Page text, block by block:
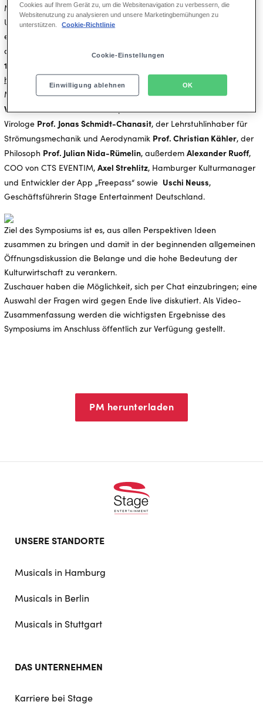
Millionen Menschen vermissen gemeinsam erlebte Live Kultur.
Unter dem Motto „Kultur ohne Mindestabstand“ – abgekürzt darin
enthalten die Einladung „kom(m)“ – richtet Stage Entertainment
den Blick in die Zukunft und veranstaltet am
17.00 Uhr
https://bit.ly/39w37dI
Moderiert wird das Symposium von TV KulturjournalistinJulia
Westlake
Virologe Prof. Jonas Schmidt-Chanasit, der Lehrstuhlinhaber für
Strömungsmechanik und Aerodynamik Prof. Christian Kähler, der
Philosoph Prof. Julian Nida-Rümelin, außerdem Alexander Ruoff,
COO von CTS EVENTIM, Axel Strehlitz, Hamburger Kulturmanager
und Entwickler der App „Freepass“ sowie Uschi Neuss,
Geschäftsführerin Stage Entertainment Deutschland.
Ziel des Symposiums ist es, aus allen Perspektiven Ideen
zusammen zu bringen und damit in der beginnenden allgemeinen
Öffnungsdiskussion die Belange und die hohe Bedeutung der
Kulturwirtschaft zu verankern.
Zuschauer haben die Möglichkeit, sich per Chat einzubringen; eine
Auswahl der Fragen wird gegen Ende live diskutiert. Als Video-
Zusammenfassung werden die wichtigsten Ergebnisse des
Symposiums im Anschluss öffentlich zur Verfügung gestellt.
PM herunterladen
UNSERE STANDORTE
Musicals in Hamburg
Musicals in Berlin
Musicals in Stuttgart
DAS UNTERNEHMEN
Karriere bei Stage
Cookies auf Ihrem Gerät zu, um die Websitenavigation zu verbessern, die
Websitenutzung zu analysieren und unsere Marketingbemühungen zu
unterstützen.
Cookie-Richtlinie
Cookie-Einstellungen
Einwilligung ablehnen OK